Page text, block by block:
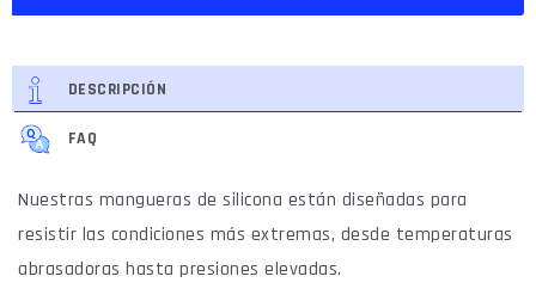
DESCRIPCIÓN
FAQ
Nuestras mangueras de silicona están diseñadas para
resistir las condiciones más extremas, desde temperaturas
abrasadoras hasta presiones elevadas.